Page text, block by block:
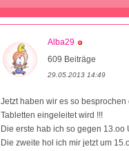
Alba29
609 Beiträge
29.05.2013 14:49
Jetzt haben wir es so besprochen
Tabletten eingeleitet wird !!!
Die erste hab ich so gegen 13.oo
Die zweite hol ich mir jetzt um